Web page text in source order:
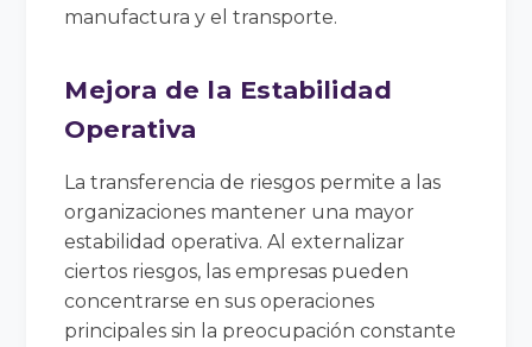
manufactura y el transporte.
Mejora de la Estabilidad
Operativa
La transferencia de riesgos permite a las
organizaciones mantener una mayor
estabilidad operativa. Al externalizar
ciertos riesgos, las empresas pueden
concentrarse en sus operaciones
principales sin la preocupación constante